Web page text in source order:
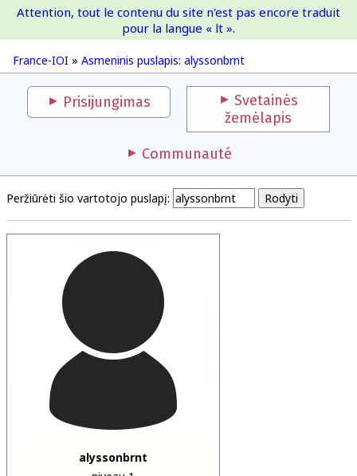
France-IOI
France-IOI » Asmeninis puslapis: alyssonbrnt
Attention, tout le contenu du site n'est pas encore traduit
pour la langue « lt ».
Prisijungimas
Svetainės
žemėlapis
Communauté
Peržiūrėti šio vartotojo puslapį:
alyssonbrnt